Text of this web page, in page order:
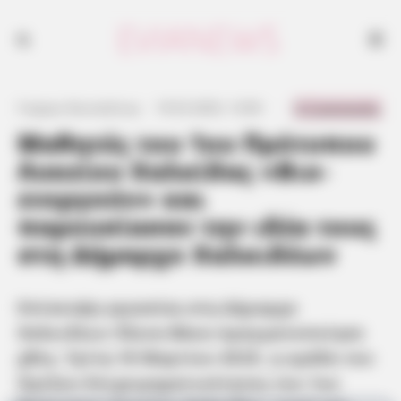
Μαθητές του 1ου Πρότυπου
Λυκείου Χαλκίδας «Βιο-
ενεργούν» και
παρουσίασαν την ιδέα τους
στη Δήμαρχο Χαλκιδέων
Επίσκεψη εργασίας στη Δήμαρχο
Χαλκιδέων Έλενα Βάκα πραγματοποίησε
Ομίλου Επιχειρηματικότητας του 1ου